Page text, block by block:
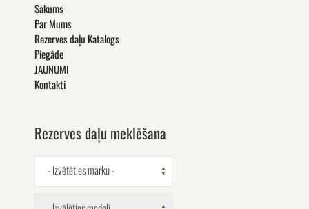
Sākums
Par Mums
Rezerves daļu Katalogs
Piegāde
JAUNUMI
Kontakti
Rezerves daļu meklēšana
- Izvētēties marku -